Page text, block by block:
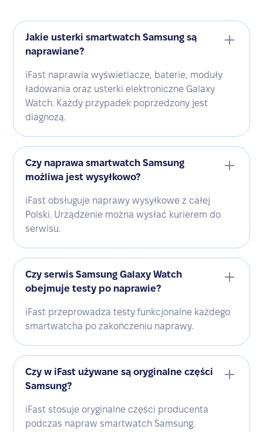
Jakie usterki smartwatch Samsung są
naprawiane?
iFast naprawia wyświetlacze, baterie, moduły
ładowania oraz usterki elektroniczne Galaxy
Watch. Każdy przypadek poprzedzony jest
diagnozą.
Czy naprawa smartwatch Samsung
możliwa jest wysyłkowo?
iFast obsługuje naprawy wysyłkowe z całej
Polski. Urządzenie można wysłać kurierem do
serwisu.
Czy serwis Samsung Galaxy Watch
obejmuje testy po naprawie?
iFast przeprowadza testy funkcjonalne każdego
smartwatcha po zakończeniu naprawy.
Czy w iFast używane są oryginalne części
Samsung?
iFast stosuje oryginalne części producenta
podczas napraw smartwatch Samsung.